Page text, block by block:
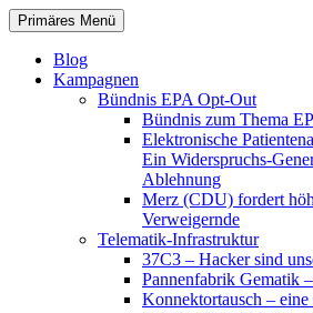
Zum
Inhalt
springen
patientenrechte-
Suchen
Primäres Menü
Blog
Kampagnen
Bündnis EPA Opt-Out
Bündnis zum Thema
Elektronische
Ein Widerspruchs-
Ablehnung
Merz (CDU) fordert
Verweigernde
Telematik-Infrastruktur
37C3 – Hacker sind
Pannenfabrik Gematik
Konnektortausch – eine